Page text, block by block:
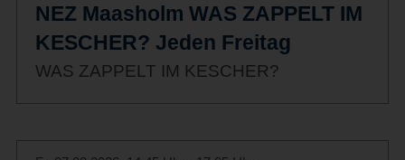
NEZ Maasholm WAS ZAPPELT IM
KESCHER? Jeden Freitag
WAS ZAPPELT IM KESCHER?